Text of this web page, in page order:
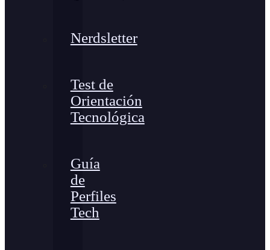
Nerdsletter
Test de
Orientación
Tecnológica
Guía
de
Perfiles
Tech